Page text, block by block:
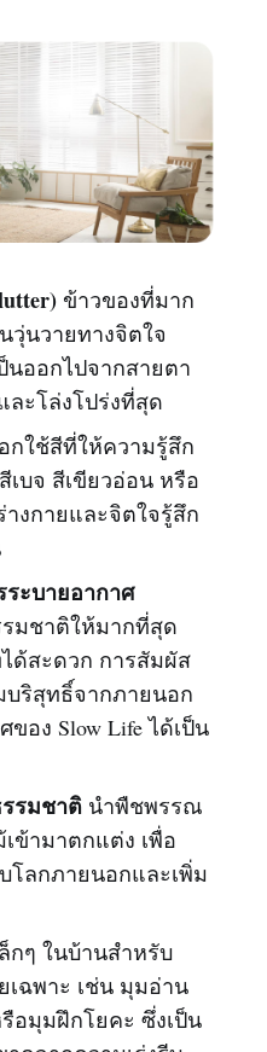
ข้าวของที่มาก
วุ่นวายทางจิตใจ
นออกไปจากสายตา
ะโล่งโปร่งที่สุด
กใช้สีที่ให้ความรู้สึก
บจ สีเขียวอ่อน หรือ
งกายและจิตใจรู้สึก
ะบายอากาศ
มชาติให้มากที่สุด
ด้สะดวก การสัมผัส
ริสุทธิ์จากภายนอก
อง Slow Life ได้เป็น
รมชาติ นำพืชพรรณ
ข้ามาตกแต่ง เพื่อ
โลกภายนอกและเพิ่ม
กๆ ในบ้านสำหรับ
ฉพาะ เช่น มุมอ่าน
อมุมฝึกโยคะ ซึ่งเป็น